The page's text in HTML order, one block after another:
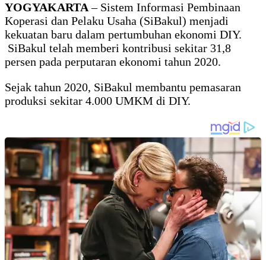
YOGYAKARTA– Sistem Informasi Pembinaan
Koperasi dan Pelaku Usaha (SiBakul) menjadi
kekuatan baru dalam pertumbuhan ekonomi DIY.
SiBakul telah memberi kontribusi sekitar 31,8
persen pada perputaran ekonomi tahun 2020.
Sejak tahun 2020, SiBakul membantu pemasaran
produksi sekitar 4.000 UMKM di DIY.